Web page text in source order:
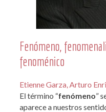
Fenómeno,
fenoménico
Etienne Garza, Arturo
El término “fenómeno”
aparece a nuestros